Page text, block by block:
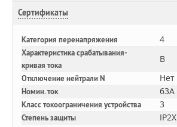
Сертификаты
Категория перенапряжения 4
Характеристика срабатывания-
кривая тока
B
Отключение нейтрали N Нет
Номин. ток 63A
Класс токоограничения устройства 3
Степень защиты IP2X